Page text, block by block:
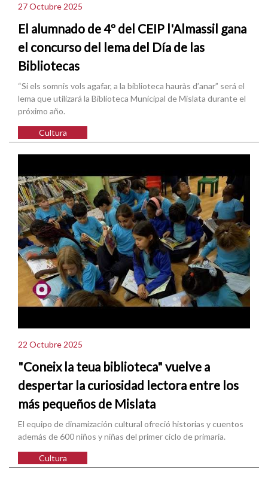
27 Octubre 2025
El alumnado de 4º del CEIP l'Almassil gana
el concurso del lema del Día de las
Bibliotecas
“Si els somnis vols agafar, a la biblioteca hauràs d’anar” será el
lema que utilizará la Biblioteca Municipal de Mislata durante el
próximo año.
Cultura
22 Octubre 2025
"Coneix la teua biblioteca" vuelve a
despertar la curiosidad lectora entre los
más pequeños de Mislata
El equipo de dinamización cultural ofreció historias y cuentos
además de 600 niños y niñas del primer ciclo de primaria.
Cultura